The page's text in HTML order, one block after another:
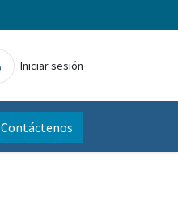
Iniciar sesión
Contáctenos